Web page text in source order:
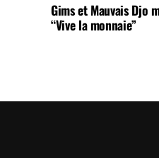
Gims et Mauvais Djo
“Vive la monnaie”